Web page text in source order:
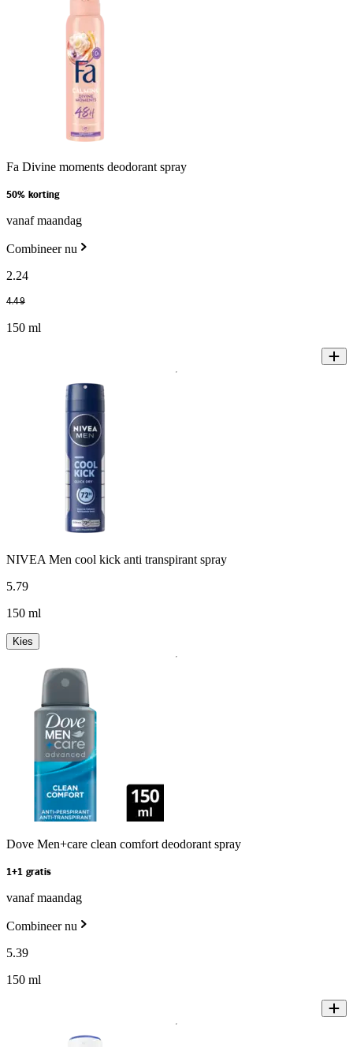
Fa Divine moments deodorant spray
50% korting
vanaf maandag
Combineer nu
2.24
4.49
150 ml
NIVEA Men cool kick anti transpirant spray
5.79
150 ml
Kies
Dove Men+care clean comfort deodorant spray
1+1 gratis
vanaf maandag
Combineer nu
5.39
150 ml